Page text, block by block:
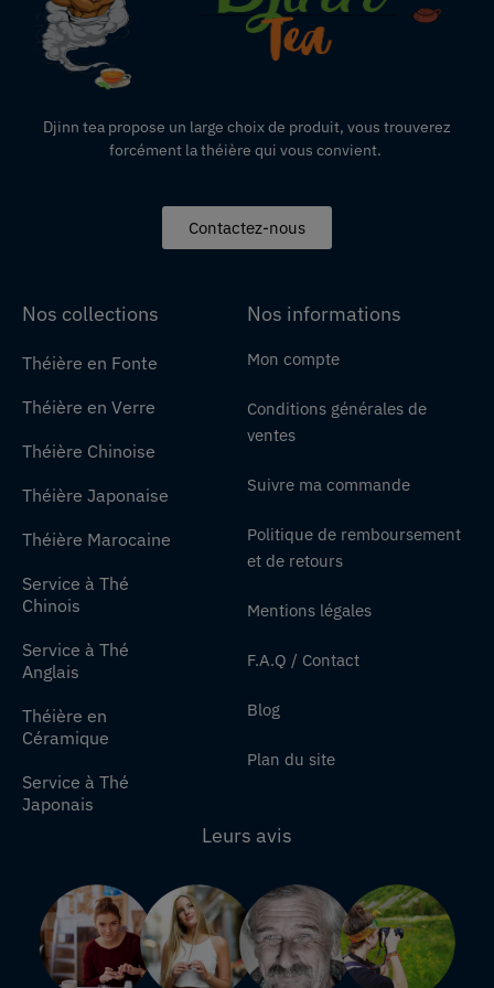
Djinn tea propose un large choix de produit, vous trouverez
forcément la théière qui vous convient.
Contactez-nous
Nos collections
Théière en Fonte
Théière en Verre
Théière Chinoise
Théière Japonaise
Théière Marocaine
Service à Thé
Chinois
Service à Thé
Anglais
Théière en
Céramique
Service à Thé
Japonais
Nos informations
Mon compte
Conditions générales de
ventes
Suivre ma commande
Politique de remboursement
et de retours
Mentions légales
F.A.Q / Contact
Blog
Plan du site
Leurs avis